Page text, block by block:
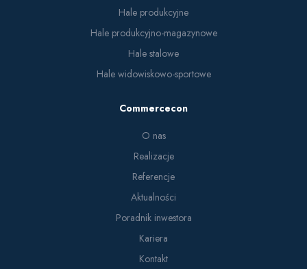
Hale produkcyjne
Hale produkcyjno-magazynowe
Hale stalowe
Hale widowiskowo-sportowe
Commercecon
O nas
Realizacje
Referencje
Aktualności
Poradnik inwestora
Kariera
Kontakt